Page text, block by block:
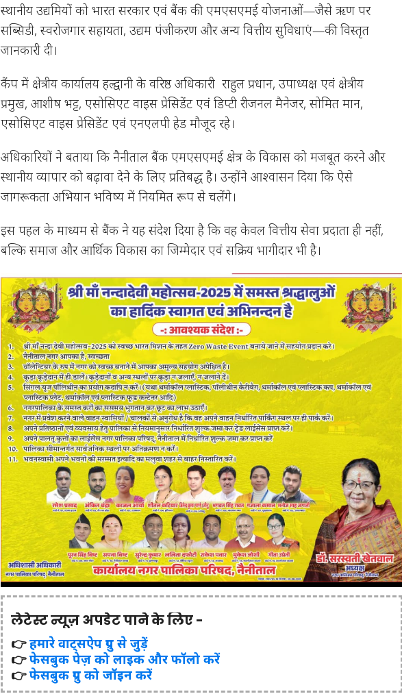
स्थानीय उद्यमियों को भारत सरकार एवं बैंक की एमएसएमई योजनाओं—जैसे ऋण पर
सब्सिडी, स्वरोजगार सहायता, उद्यम पंजीकरण और अन्य वित्तीय सुविधाएं—की विस्तृत
जानकारी दी।
कैंप में क्षेत्रीय कार्यालय हल्द्वानी के वरिष्ठ अधिकारी राहुल प्रधान, उपाध्यक्ष एवं क्षेत्रीय
प्रमुख, आशीष भट्ट, एसोसिएट वाइस प्रेसिडेंट एवं डिप्टी रीजनल मैनेजर, सोमित मान,
एसोसिएट वाइस प्रेसिडेंट एवं एनएलपी हेड मौजूद रहे।
अधिकारियों ने बताया कि नैनीताल बैंक एमएसएमई क्षेत्र के विकास को मजबूत करने और
स्थानीय व्यापार को बढ़ावा देने के लिए प्रतिबद्ध है। उन्होंने आश्वासन दिया कि ऐसे
जागरूकता अभियान भविष्य में नियमित रूप से चलेंगे।
इस पहल के माध्यम से बैंक ने यह संदेश दिया है कि वह केवल वित्तीय सेवा प्रदाता ही नहीं,
बल्कि समाज और आर्थिक विकास का जिम्मेदार एवं सक्रिय भागीदार भी है।
लेटेस्ट न्यूज़ अपडेट पाने के लिए -
👉हमारे वाट्सऐप ग्रुप से जुड़ें
👉फेसबुक पेज़ को लाइक और फॉलो करें
👉फेसबुक ग्रुप को जॉइन करें